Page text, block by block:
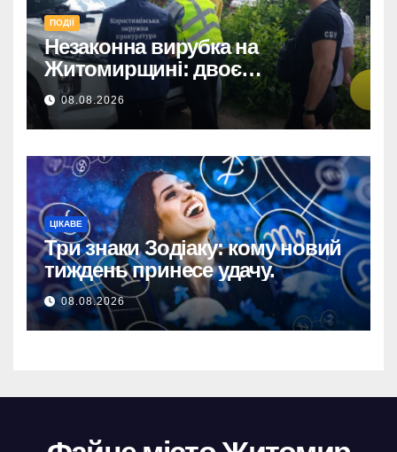
ПОДІЇ
Незаконна вирубка на
Житомирщині: двоє
підозрюваних завдали збитків
на 34+ млн грн.
08.08.2026
ЦІКАВЕ
Три знаки Зодіаку: кому новий
тиждень принесе удачу.
08.08.2026